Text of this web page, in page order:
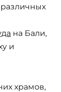
на Бали,
и
храмов,